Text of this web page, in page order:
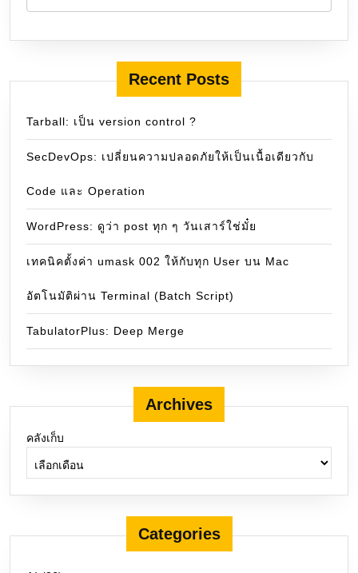
Recent Posts
Tarball: เป็น version control ?
SecDevOps: เปลี่ยนความปลอดภัยให้เป็นเนื้อเดียวกับ
Code และ Operation
WordPress: ดูว่า post ทุก ๆ วันเสาร์ใช่มั๋ย
เทคนิคตั้งค่า umask 002 ให้กับทุก User บน Mac
อัตโนมัติผ่าน Terminal (Batch Script)
TabulatorPlus: Deep Merge
Archives
คลังเก็บ
Categories